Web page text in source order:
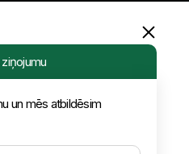
un mēs atbildēsim